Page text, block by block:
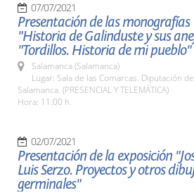
07/07/2021
Presentación de las monografías
"Historia de Galinduste y sus
"Tordillos. Historia de mi pueblo"
Salamanca (Salamanca)
Lugar: Sala de las Comarcas. Diputación de
Salamanca. (PRESENCIAL Y TELEMÁTICA)
Hora: 11:00 h.
02/07/2021
Presentación de la exposición
Luis Serzo. Proyectos y otros
germinales"